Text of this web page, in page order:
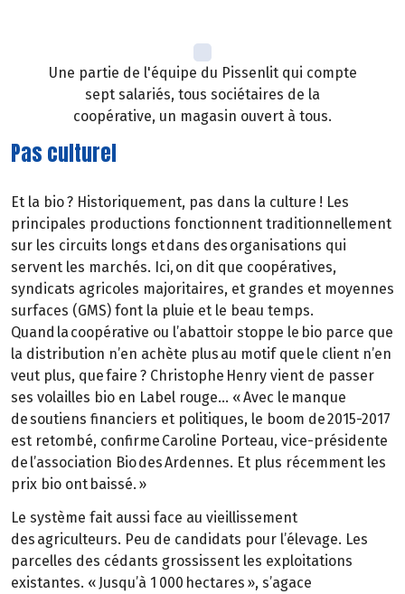
Une partie de l'équipe du Pissenlit qui compte
sept salariés, tous sociétaires de la
coopérative, un magasin ouvert à tous.
Pas culturel
Et la bio ? Historiquement, pas dans la culture ! Les
principales productions fonctionnent traditionnellement
sur les circuits longs et dans des organisations qui
servent les marchés. Ici, on dit que coopératives,
syndicats agricoles majoritaires, et grandes et moyennes
surfaces (GMS) font la pluie et le beau temps.
Quand la coopérative ou l’abattoir stoppe le bio parce que
la distribution n’en achète plus au motif que le client n’en
veut plus, que faire ? Christophe Henry vient de passer
ses volailles bio en Label rouge… « Avec le manque
de soutiens financiers et politiques, le boom de 2015-2017
est retombé, confirme Caroline Porteau, vice-présidente
de l’association Bio des Ardennes. Et plus récemment les
prix bio ont baissé. »
Le système fait aussi face au vieillissement
des agriculteurs. Peu de candidats pour l’élevage. Les
parcelles des cédants grossissent les exploitations
existantes. « Jusqu’à 1 000 hectares », s’agace